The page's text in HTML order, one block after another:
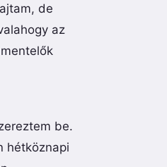
de
az
be.
hétköznapi